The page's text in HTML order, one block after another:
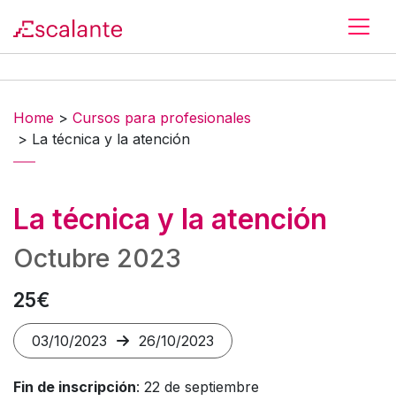
Home > Cursos para profesionales
> La técnica y la atención
La técnica y la atención
Octubre 2023
25€
03/10/2023 26/10/2023
Fin de inscripción: 22 de septiembre